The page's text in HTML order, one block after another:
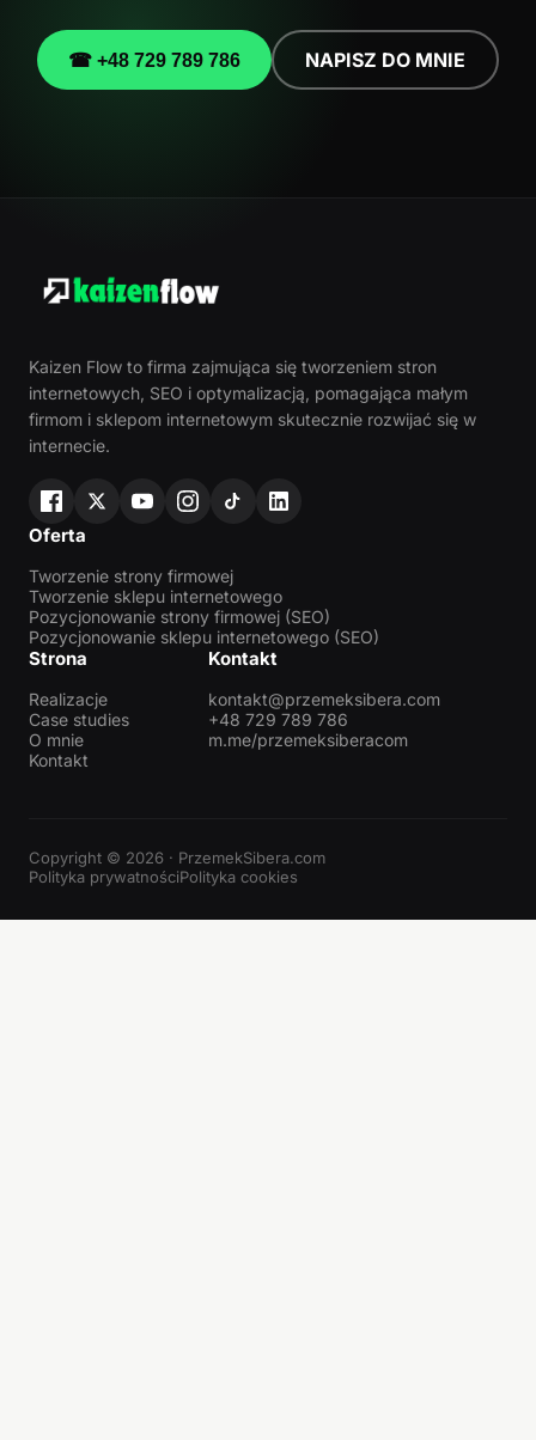
☎ +48 729 789 786 NAPISZ DO MNIE
Kaizen Flow to firma zajmująca się tworzeniem stron
internetowych, SEO i optymalizacją, pomagająca małym
firmom i sklepom internetowym skutecznie rozwijać się w
internecie.
Oferta
Tworzenie strony firmowej
Tworzenie sklepu internetowego
Pozycjonowanie strony firmowej (SEO)
Pozycjonowanie sklepu internetowego (SEO)
Strona
Realizacje
Case studies
O mnie
Kontakt
Kontakt
kontakt@przemeksibera.com
+48 729 789 786
m.me/przemeksiberacom
Copyright © 2026 · PrzemekSibera.com
Polityka prywatnościPolityka cookies